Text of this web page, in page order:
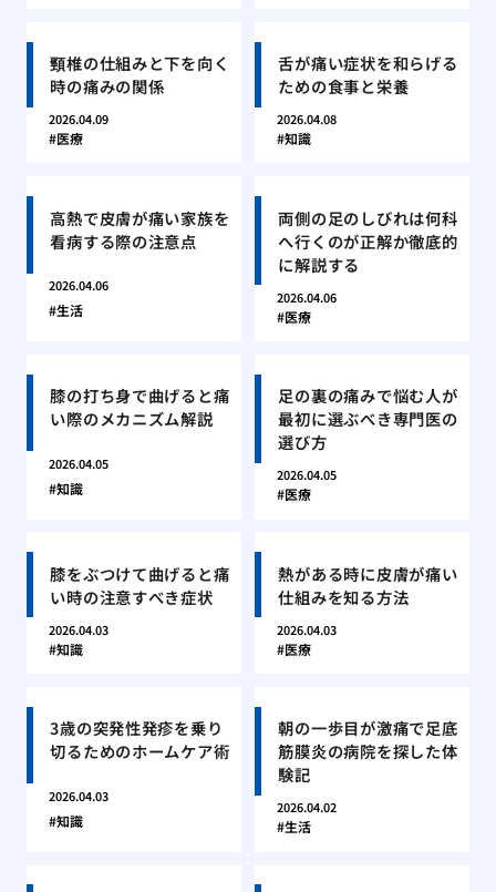
頸椎の仕組みと下を向く
時の痛みの関係
2026.04.09
医療
舌が痛い症状を和らげる
ための食事と栄養
2026.04.08
知識
高熱で皮膚が痛い家族を
看病する際の注意点
2026.04.06
生活
両側の足のしびれは何科
へ行くのが正解か徹底的
に解説する
2026.04.06
医療
膝の打ち身で曲げると痛
い際のメカニズム解説
2026.04.05
知識
足の裏の痛みで悩む人が
最初に選ぶべき専門医の
選び方
2026.04.05
医療
膝をぶつけて曲げると痛
い時の注意すべき症状
2026.04.03
知識
熱がある時に皮膚が痛い
仕組みを知る方法
2026.04.03
医療
3歳の突発性発疹を乗り
切るためのホームケア術
2026.04.03
知識
朝の一歩目が激痛で足底
筋膜炎の病院を探した体
験記
2026.04.02
生活